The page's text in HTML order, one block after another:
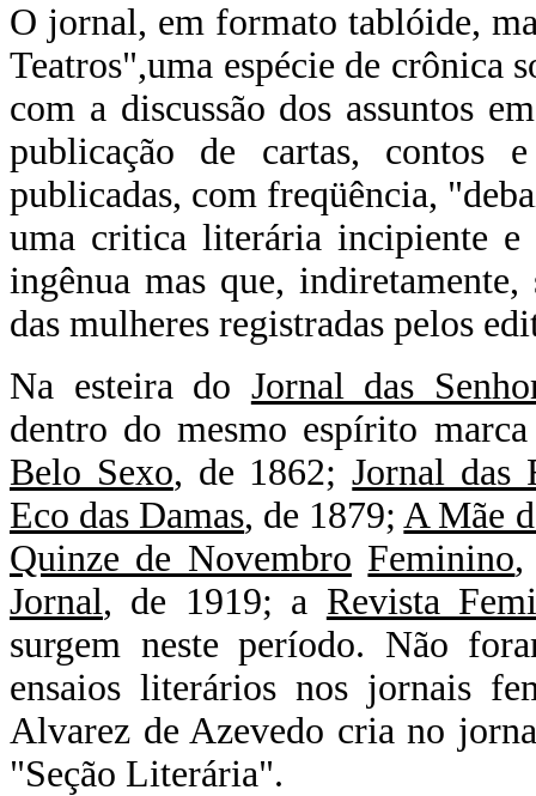
O jornal, em formato tablóide,
Teatros",uma espécie de crônica
com a discussão dos assuntos
publicação de cartas, contos
publicadas, com freqüência,
uma critica literária incipiente e
ingênua mas que,
das mulheres registradas pelos
Na esteira do Jornal das
dentro do mesmo espírito
Belo Sexo, de 1862;Jornal das
Eco das Damas, de 1879;A Mãe
Quinze de Novembro Feminino,
Jornal, de 1919; a Revista
surgem neste período. Não
ensaios literários nos jornais
Alvarez de Azevedo cria no
"Seção Literária".